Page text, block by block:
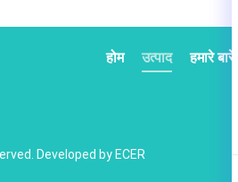
हमारे बारे में
उत्पाद
होम
Developed by ECER